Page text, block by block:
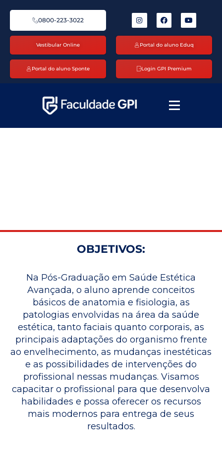
0800-223-3022
Vestibular Online Portal do aluno Eduq
Portal do aluno Sponte Login GPI Premium
OBJETIVOS:
Na Pós-Graduação em Saúde Estética
Avançada, o aluno aprende conceitos
básicos de anatomia e fisiologia, as
patologias envolvidas na área da saúde
estética, tanto faciais quanto corporais, as
principais adaptações do organismo frente
ao envelhecimento, as mudanças inestéticas
e as possibilidades de intervenções do
profissional nessas mudanças. Visamos
capacitar o profissional para que desenvolva
habilidades e possa oferecer os recursos
mais modernos para entrega de seus
resultados.